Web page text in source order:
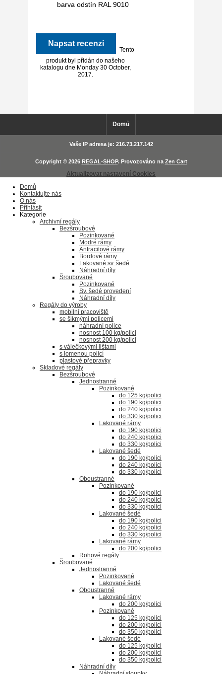
barva odstín RAL 9010
Napsat recenzi
Tento
produkt byl přidán do našeho
katalogu dne Monday 30 October,
2017.
Domů
Vaše IP adresa je: 216.73.217.142
Copyright © 2026 REGAL-SHOP. Provozováno na Zen Cart
Aktualizovat nastavení Cookies
Domů
Kontaktujte nás
O nás
Přihlásit
Kategorie
Archivní regály
Bezšroubové
Pozinkované
Modré rámy
Antracitové rámy
Bordové rámy
Lakované sv. šedé
Náhradní díly
Šroubované
Pozinkované
Sv. šedé provedení
Náhradní díly
Regály do výroby
mobilní pracoviště
se šikmými policemi
náhradní police
nosnost 100 kg/polici
nosnost 200 kg/polici
s válečkovými lištami
s lomenou policí
plastové přepravky
Skladové regály
Bezšroubové
Jednostranné
Pozinkované
do 125 kg/polici
do 190 kg/polici
do 240 kg/polici
do 330 kg/polici
Lakované rámy
do 190 kg/polici
do 240 kg/polici
do 330 kg/polici
Lakované šedé
do 190 kg/polici
do 240 kg/polici
do 330 kg/polici
Oboustranné
Pozinkované
do 190 kg/polici
do 240 kg/polici
do 330 kg/polici
Lakované šedé
do 190 kg/polici
do 240 kg/polici
do 330 kg/polici
Lakované rámy
do 200 kg/polici
Rohové regály
Šroubované
Jednostranné
Pozinkované
Lakované šedé
Oboustranné
Lakované rámy
do 200 kg/polici
Pozinkované
do 125 kg/polici
do 200 kg/polici
do 350 kg/polici
Lakované šedé
do 125 kg/polici
do 200 kg/polici
do 350 kg/polici
Náhradní díly